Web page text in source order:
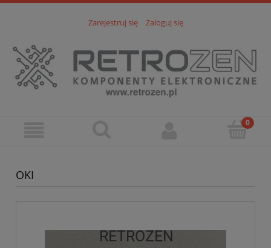
Zarejestruj się Zaloguj się
OKI